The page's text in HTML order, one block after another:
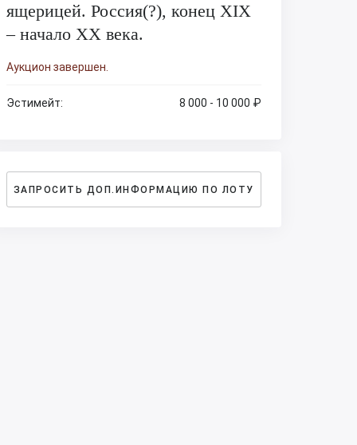
ящерицей. Россия(?), конец XIX
– начало XX века.
Аукцион завершен.
Эстимейт: 8 000 - 10 000 ₽
ЗАПРОСИТЬ ДОП.ИНФОРМАЦИЮ ПО ЛОТУ